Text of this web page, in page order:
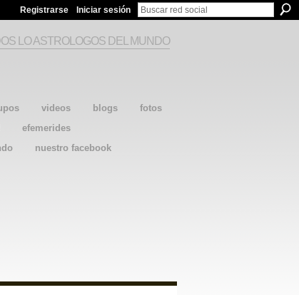
Registrarse Iniciar sesión
videos blogs
fotos
efemerides
nuestro facebook
LO ASTROLOGOS DEL MUNDO